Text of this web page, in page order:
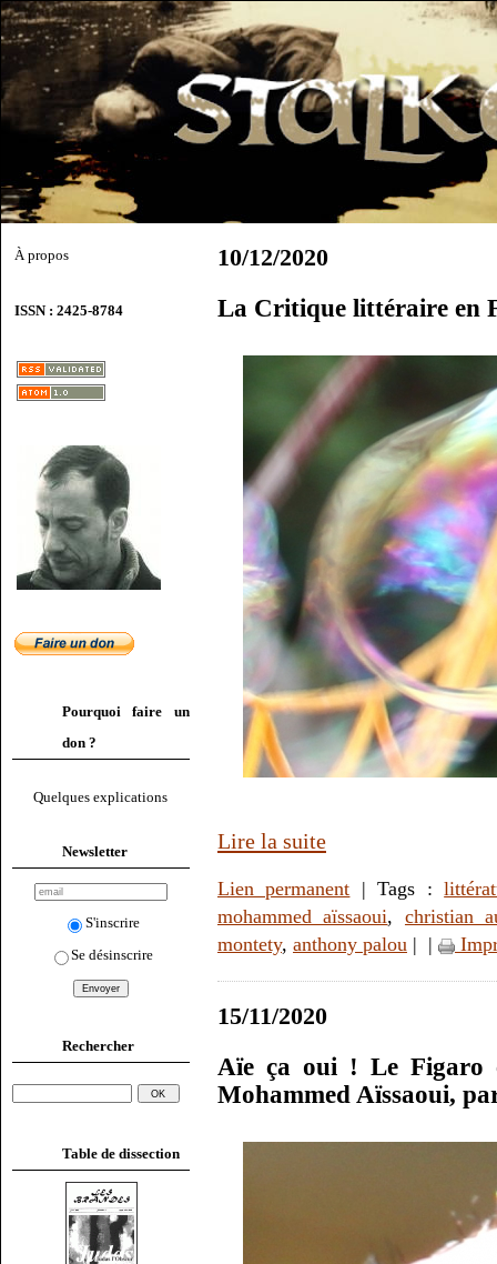
À propos
ISSN : 2425-8784
Pourquoi faire un
don ?
Quelques explications
Newsletter
S'inscrire
Se désinscrire
Rechercher
Table de dissection
10/12/2020
La Critique littéraire en
Lire la suite
Lien permanent | Tags :
mohammed aïssaoui, christian
montety, anthony palou | |
15/11/2020
Aïe ça oui ! Le Figaro
Mohammed Aïssaoui,